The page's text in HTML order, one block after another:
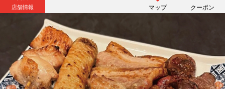
店舗情報 マップ クーポン